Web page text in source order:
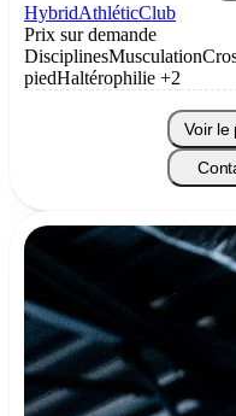
HybridAthléticClub
Prix sur demande
DisciplinesMusculation
piedHaltérophilie +2
Voir le